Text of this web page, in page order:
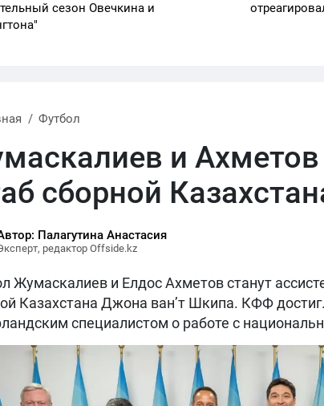
сезон Овечкина и
Футбол
и Ахметов
сборной
Палагутина Анастасия
редактор Offside.kz
Жумаскалиев и Елдос Ахметов станут
Казахстана Джона ван’т Шкипа. КФФ
специалистом о работе с